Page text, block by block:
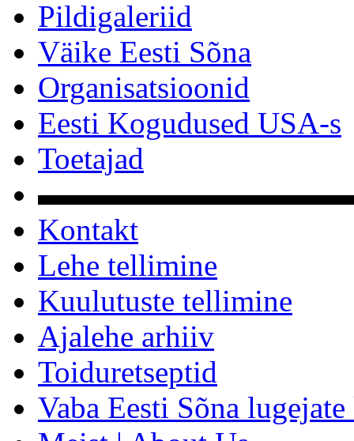
Pildigaleriid
Väike Eesti Sõna
Organisatsioonid
Eesti Kogudused USA-s
Toetajad
Kontakt
Lehe tellimine
Kuulutuste tellimine
Ajalehe arhiiv
Toiduretseptid
Vaba Eesti Sõna